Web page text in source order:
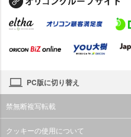
PC版に切り替え
禁無断複写転載
クッキーの使用について